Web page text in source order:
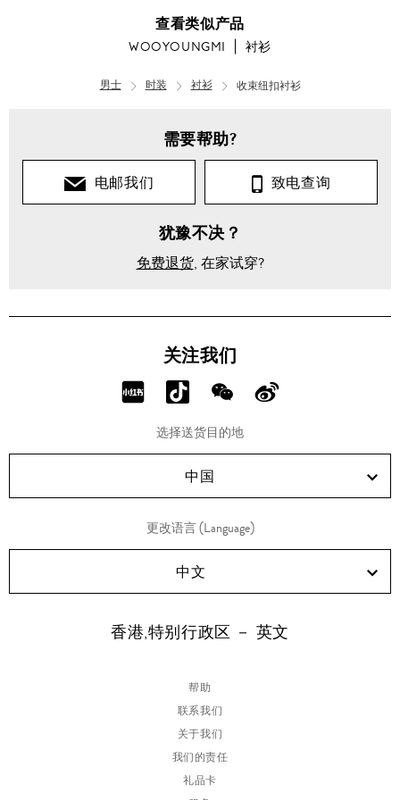
查看类似产品
WOOYOUNGMI 衬衫
男士 时装 衬衫 收束纽扣衬衫
需要帮助?
电邮我们 致电查询
犹豫不决？
免费退货, 在家试穿?
关注我们
分
RED!
分
享
Douyin!
分
享
WeChat!
分
Weibo!
选择送货目的地
中国
更改语言 (Language)
中文
香港,特别行政区 － 英文
帮助
联系我们
关于我们
我们的责任
礼品卡